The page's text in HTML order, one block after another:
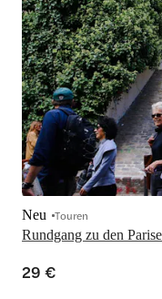
Rundgang zu den
Neu Touren
29 €